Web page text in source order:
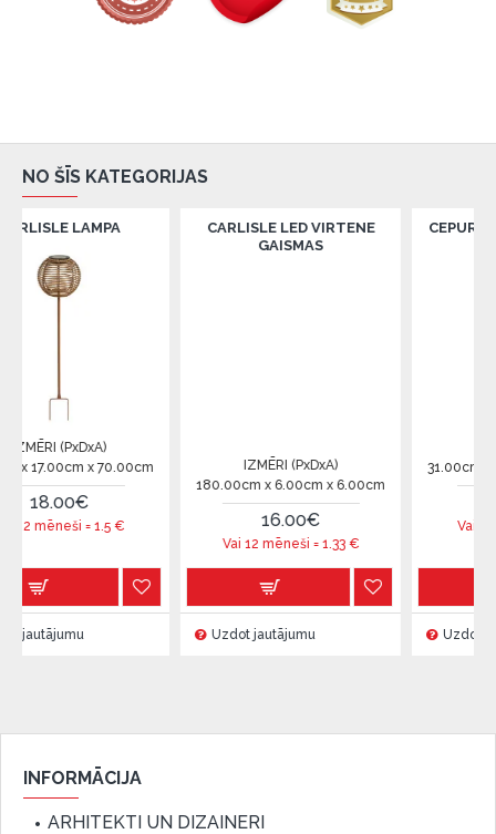
NO ŠĪS KATEGORIJAS
x 70.00cm
1.5€
CARLISLE LED VIRTENE
IZMĒRI (PxDxA)
180.00cm x 6.00cm x 6.00cm
Vai 12 mēneši = 1.33€
Uzdot jautājumu
CEPURU PLAUKTS
31.00cm x 78.00cm x
Vai 12 mēneši =
Uzdot jautājumu
INFORMĀCIJA
ARHITEKTI UN DIZAINERI